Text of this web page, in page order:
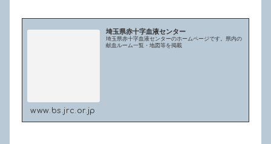
埼玉県赤十字血液センター
埼玉県赤十字血液センターのホームページです。県内の
献血ルーム一覧・地図等を掲載
www.bs.jrc.or.jp